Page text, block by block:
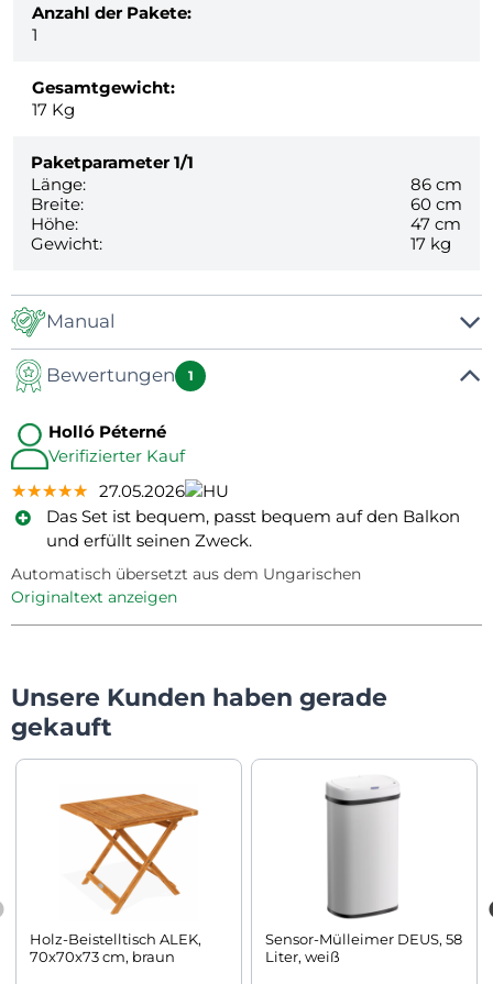
Anzahl der Pakete:
1
Gesamtgewicht:
17 Kg
Paketparameter 1/1
Länge:
86 cm
Breite:
60 cm
Höhe:
47 cm
Gewicht:
17 kg
Manual
Manual
Bewertungen 1
Holló Péterné
Verifizierter Kauf
★★★★★
★★★★★
★★★★★ 27.05.2026
Das Set ist bequem, passt bequem auf den Balkon
und erfüllt seinen Zweck.
Automatisch übersetzt aus dem Ungarischen
Originaltext anzeigen
Unsere Kunden haben gerade
gekauft
Holz-Beistelltisch ALEK,
70x70x73 cm, braun
Sensor-Mülleimer DEUS, 58
Liter, weiß